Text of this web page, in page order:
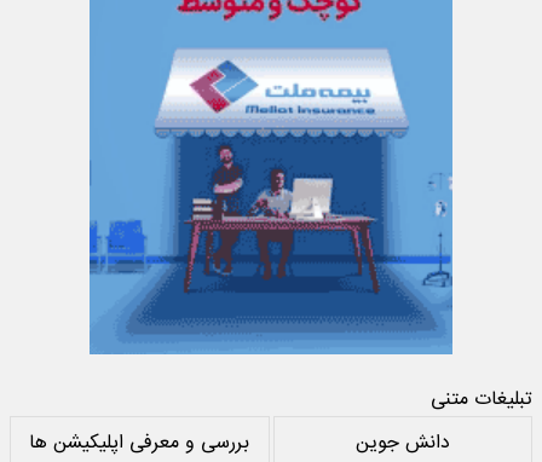
تبلیغات متنی
دانش جوین
بررسی و معرفی اپلیکیشن ها